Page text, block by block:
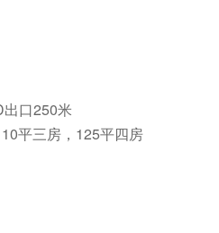
口250米
平三房，125平四房